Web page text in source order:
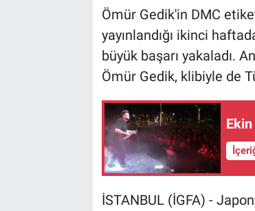
Ömür Gedik'in DMC
yayınlandığı ikinci
büyük başarı yakaladı.
Ömür Gedik, klibiyle de
İSTANBUL (İGFA) -